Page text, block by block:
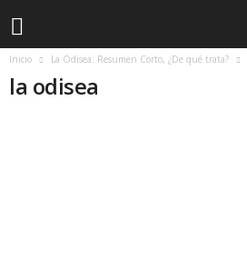
Inicio La Odisea: Resumen Corto, ¿De qué trata?
la odisea